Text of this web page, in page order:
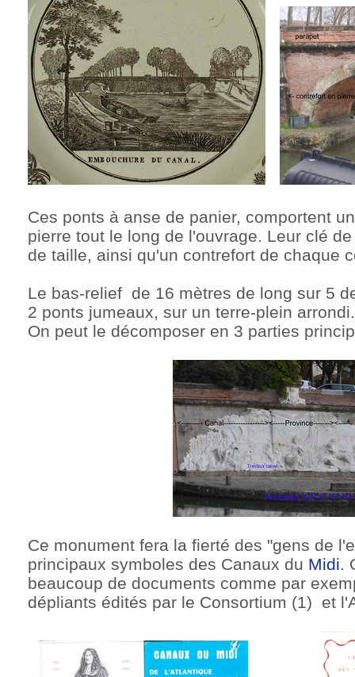
Ces ponts à anse de panier, comportent
pierre tout le long de l'ouvrage. Leur clé
de taille, ainsi qu'un contrefort de chaque
Le bas-relief de 16 mètres de long sur 5
2 ponts jumeaux, sur un terre-plein arrondi.
On peut le décomposer en 3 parties
Ce monument fera la fierté des "gens de
principaux symboles des Canaux du Midi.
beaucoup de documents comme par
dépliants édités par le Consortium (1) et